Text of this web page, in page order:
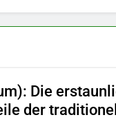
Die
der